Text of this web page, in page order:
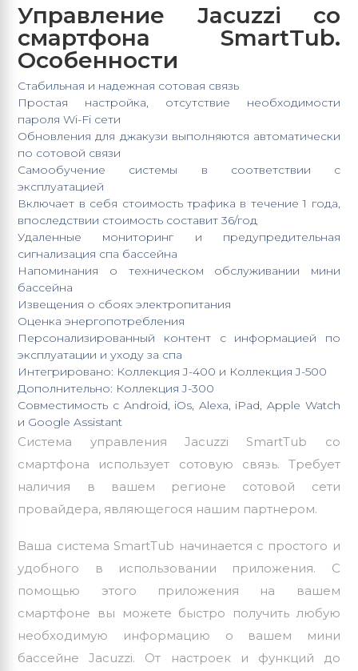
Управление Jacuzzi со
смартфона SmartTub.
Особенности
Стабильная и надежная сотовая связь
Простая настройка, отсутствие необходимости
пароля Wi-Fi сети
Обновления для джакузи выполняются автоматически
по сотовой связи
Самообучение системы в соответствии с
эксплуатацией
Включает в себя стоимость трафика в течение 1 года,
впоследствии стоимость составит 36/год
Удаленные мониторинг и предупредительная
сигнализация спа бассейна
Напоминания о техническом обслуживании мини
бассейна
Извещения о сбоях электропитания
Оценка энергопотребления
Персонализированный контент с информацией по
эксплуатации и уходу за спа
Интегрировано: Коллекция J-400 и КоллекцияJ-500
Дополнительно: КоллекцияJ-300
Совместимость с Android, iOs, Alexa, iPad, Apple Watch
и Google Assistant
Система управления Jacuzzi SmartTub со
смартфона использует сотовую связь. Требует
наличия в вашем регионе сотовой сети
провайдера, являющегося нашим партнером.
Ваша система SmartTub начинается с простого и
удобного в использовании приложения. С
помощью этого приложения на вашем
смартфоне вы можете быстро получить любую
необходимую информацию о вашем мини
бассейнеJacuzzi. От настроек и функций до